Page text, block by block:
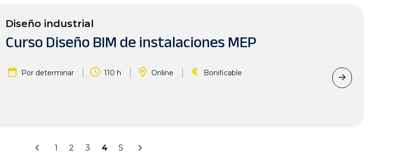
Diseño industrial
Curso Diseño BIM de instalaciones MEP
Por determinar | 110 h | Online | Bonificable
1 2 3 4 5